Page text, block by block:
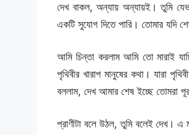
দেখ বাকল, অন্যায় অন্যায়ই। তুমি
একটি সুযোগ দিতে পারি। তোমার যদি
আমি চিন্তা করলাম আমি তো মারাই
পৃথিবীর খারাপ মানুষের কথা। যারা
বললাম, দেখ আমার শেষ ইচ্ছে তোমরা
প্রাণীটা বলে উঠল, তুমি বলেই দেখ। এ